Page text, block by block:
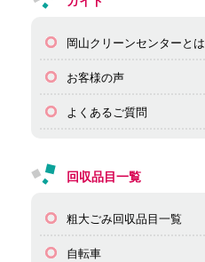
岡山クリーンセンターとは
お客様の声
よくあるご質問
回収品目一覧
粗大ごみ回収品目一覧
自転車